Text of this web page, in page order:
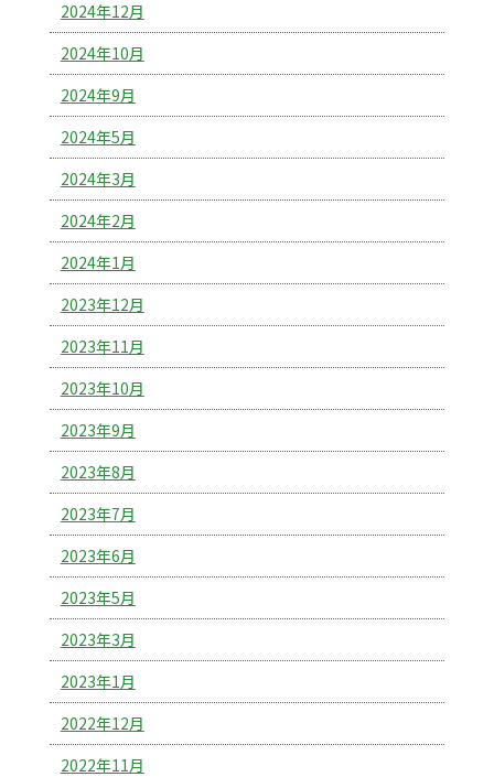
2024年12月
2024年10月
2024年9月
2024年5月
2024年3月
2024年2月
2024年1月
2023年12月
2023年11月
2023年10月
2023年9月
2023年8月
2023年7月
2023年6月
2023年5月
2023年3月
2023年1月
2022年12月
2022年11月